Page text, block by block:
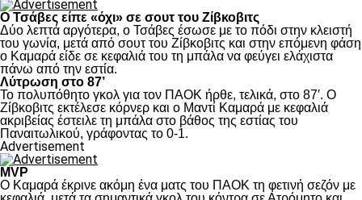
Ο Τσάβες είπε «όχι» σε σουτ του Ζίβκοβιτς
Δύο λεπτά αργότερα, ο Τσάβες έσωσε με το πόδι στην κλειστή
του γωνία, μετά από σουτ του Ζίβκοβιτς και στην επόμενη φάση
ο Καμαρά είδε σε κεφαλιά του τη μπάλα να φεύγει ελάχιστα
πάνω από την εστία.
Λύτρωση στο 87’
Το πολυπόθητο γκολ για τον ΠΑΟΚ ήρθε, τελικά, στο 87′. Ο
Ζίβκοβιτς εκτέλεσε κόρνερ και ο Μαντί Καμαρά με κεφαλιά
ακριβείας έστειλε τη μπάλα στο βάθος της εστίας του
Παναιτωλικού, γράφοντας το 0-1.
Advertisement
MVP
Ο Καμαρά έκρινε ακόμη ένα ματς του ΠΑΟΚ τη φετινή σεζόν με